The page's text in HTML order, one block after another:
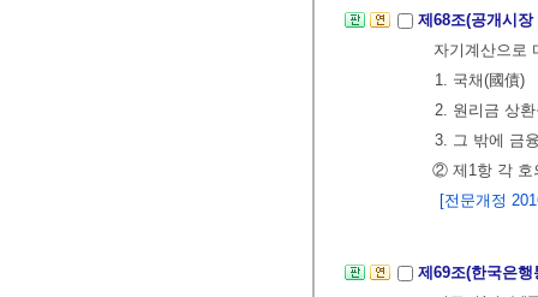
제68조(공개시
자기계산으로
1. 국채(國債)
2. 원리금 상
3. 그 밖에 금
② 제1항 각 호
[전문개정
제69조(한국은